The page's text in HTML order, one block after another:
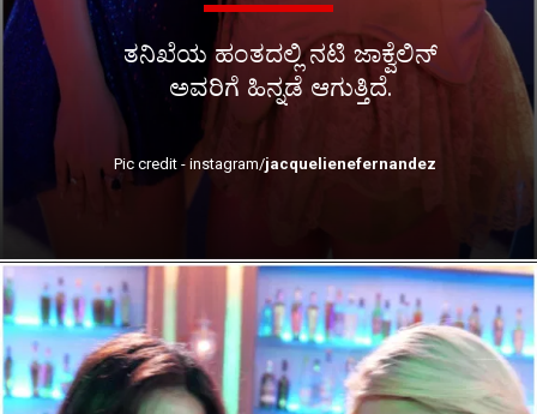
ತನಿಖೆಯ ಹಂತದಲ್ಲಿ ನಟಿ ಜಾಕ್ವೆಲಿನ್
ಅವರಿಗೆ ಹಿನ್ನಡೆ ಆಗುತ್ತಿದೆ.
Pic credit - instagram/jacquelienefernandez